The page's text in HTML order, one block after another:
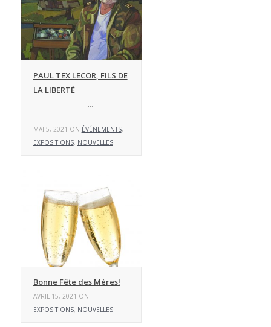
PAUL TEX LECOR, FILS DE
LA LIBERTÉ
…
MAI 5, 2021 ON ÉVÉNEMENTS,
EXPOSITIONS, NOUVELLES
Bonne Fête des Mères!
AVRIL 15, 2021 ON
EXPOSITIONS, NOUVELLES